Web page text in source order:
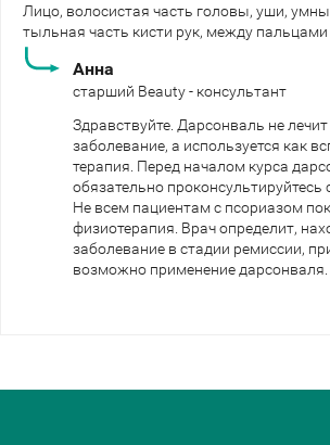
Лицо, волосистая часть головы, уши,
тыльная часть кисти рук, между пальцами
Анна
старший Beauty - консультант
Здравствуйте. Дарсонваль не
заболевание, а используется как
терапия. Перед началом курса
обязательно проконсультируйтесь
Не всем пациентам с псориазом
физиотерапия. Врач определит,
заболевание в стадии ремиссии,
возможно применение дарсонваля.